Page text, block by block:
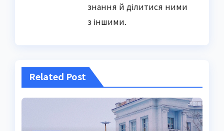
знання й ділитися ними
з іншими.
Related Post